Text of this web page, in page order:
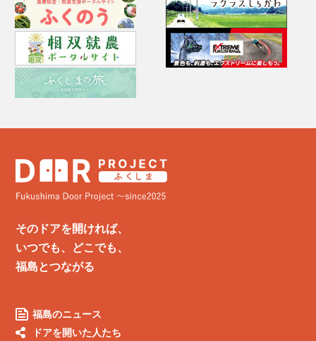
そのドアを開ければ、
いつでも、どこでも、
福島とつながる
福島のニュース
ドアを開いた人たち